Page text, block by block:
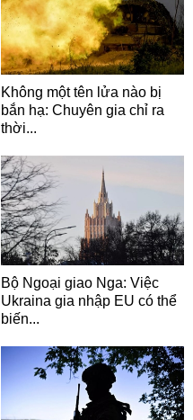
Không một tên lửa nào bị
bắn hạ: Chuyên gia chỉ ra
thời...
Bộ Ngoại giao Nga: Việc
Ukraina gia nhập EU có thể
biến...